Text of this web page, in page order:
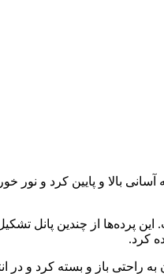
بالا و پایین کرد و نور
از چندین پانل
کرد.
باز و بسته کرد و در